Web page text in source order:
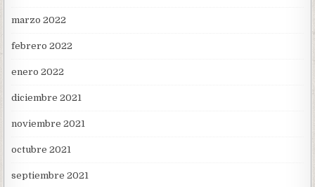
marzo 2022
febrero 2022
enero 2022
diciembre 2021
noviembre 2021
octubre 2021
septiembre 2021